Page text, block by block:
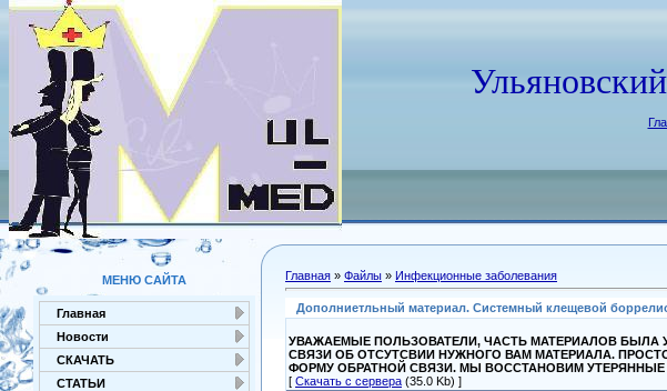
МЕНЮ САЙТА
Главная
Новости
СКАЧАТЬ
СТАТЬИ
Главная » Файлы » Инфекционные заболевания
Дополниетльный материал. Системный клещевой
УВАЖАЕМЫЕ ПОЛЬЗОВАТЕЛИ, ЧАСТЬ МАТЕРИАЛОВ БЫЛА
СВЯЗИ ОБ ОТСУТСВИИ НУЖНОГО ВАМ МАТЕРИАЛА.
ФОРМУ ОБРАТНОЙ СВЯЗИ. МЫ ВОССТАНОВИМ
[ Скачать с сервера (35.0 Kb) ]